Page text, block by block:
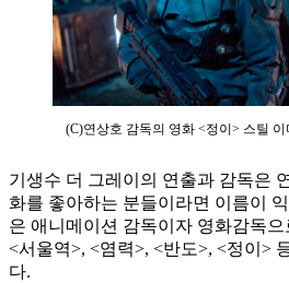
(C)연상호 감독의 영화 <정이> 스틸 이
기생수 더 그레이의 연출과 감독은
화를 좋아하는 분들이라면 이름이
은 애니메이션 감독이자 영화감독
<서울역>, <염력>, <반도>, <정이>
다.